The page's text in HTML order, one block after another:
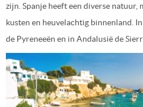
zijn. Spanje heeft een diverse natuur,
kusten en heuvelachtig binnenland.
de Pyreneeën en in Andalusië de